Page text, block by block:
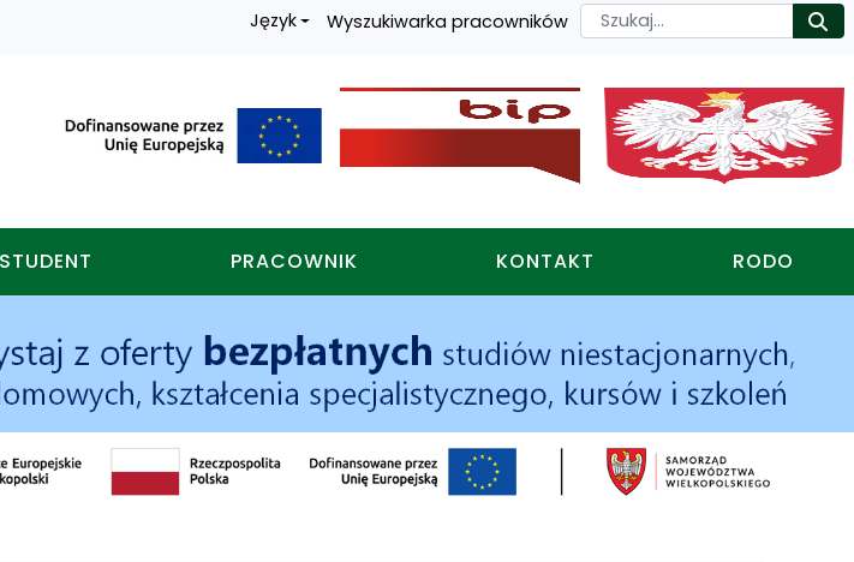
Język Wyszukiwarka pracowników Szukaj
STUDENT PRACOWNIK KONTAKT RODO